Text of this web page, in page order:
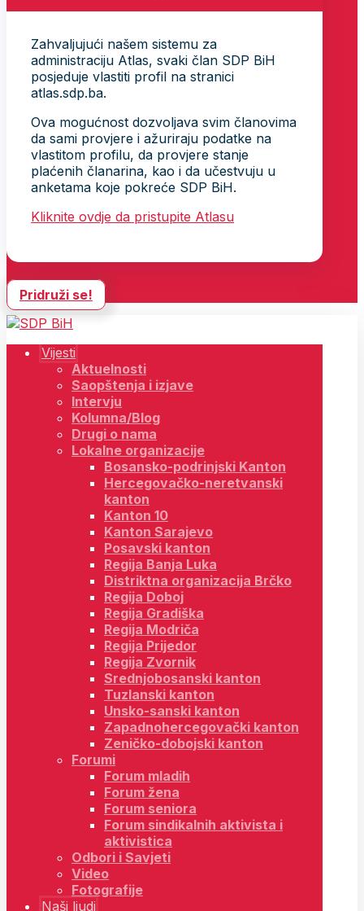
Zahvaljujući našem sistemu za
administraciju Atlas, svaki član SDP BiH
posjeduje vlastiti profil na stranici
atlas.sdp.ba.
Ova mogućnost dozvoljava svim članovima
da sami provjere i ažuriraju podatke na
vlastitom profilu, da provjere stanje
plaćenih članarina, kao i da učestvuju u
anketama koje pokreće SDP BiH.
Kliknite ovdje da pristupite Atlasu
Pridruži se!
Vijesti
Aktuelnosti
Saopštenja i izjave
Intervju
Kolumna/Blog
Drugi o nama
Lokalne organizacije
Bosansko-podrinjski Kanton
Hercegovačko-neretvanski
kanton
Kanton 10
Kanton Sarajevo
Posavski kanton
Regija Banja Luka
Distriktna organizacija Brčko
Regija Doboj
Regija Gradiška
Regija Modriča
Regija Prijedor
Regija Zvornik
Srednjobosanski kanton
Tuzlanski kanton
Unsko-sanski kanton
Zapadnohercegovački kanton
Zeničko-dobojski kanton
Forumi
Forum mladih
Forum žena
Forum seniora
Forum sindikalnih aktivista i
aktivistica
Odbori i Savjeti
Video
Fotografije
Naši ljudi